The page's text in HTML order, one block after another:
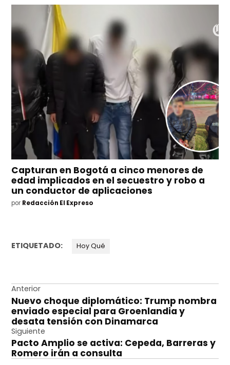
Capturan en Bogotá a cinco menores de
edad implicados en el secuestro y robo a
un conductor de aplicaciones
por Redacción El Expreso
ETIQUETADO: Hoy Qué
Navegación
de
entradas
Anterior
Nuevo choque diplomático: Trump nombra
enviado especial para Groenlandia y
desata tensión con Dinamarca
Siguiente
Pacto Amplio se activa: Cepeda, Barreras y
Romero irán a consulta